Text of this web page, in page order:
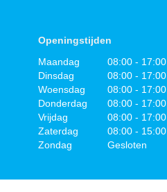
Openingstijden
Maandag
08:00 - 17:00
Dinsdag
08:00 - 17:00
Woensdag
08:00 - 17:00
Donderdag
08:00 - 17:00
Vrijdag
08:00 - 17:00
Zaterdag
08:00 - 15:00
Zondag
Gesloten